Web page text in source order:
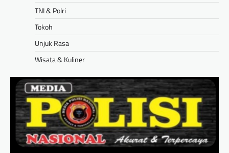
TNI & Polri
Tokoh
Unjuk Rasa
Wisata & Kuliner